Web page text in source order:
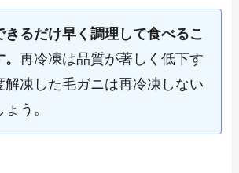
きるだけ早く調理して食べるこ
。再冷凍は品質が著しく低下す
解凍した毛ガニは再冷凍しない
う。